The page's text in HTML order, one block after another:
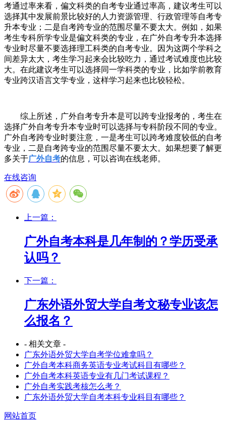
考通过率来看，偏文科类的自考专业通过率高，建议考生可以
选择其中发展前景比较好的人力资源管理、行政管理等自考专
升本专业；二是自考跨专业的范围尽量不要太大。例如，如果
考生专科所学专业是偏文科类的专业，在广外自考专升本选择
专业时尽量不要选择理工科类的自考专业。因为这两个学科之
间差异太大，考生学习起来会比较吃力，通过考试难度也比较
大。在此建议考生可以选择同一学科类的专业，比如学前教育
专业跨汉语言文学专业，这样学习起来也比较轻松。
综上所述，广外自考专升本是可以跨专业报考的，考生在
选择广外自考专升本专业时可以选择与专科阶段不同的专业。
广外自考跨专业时要注意，一是考生可以跨考难度较低的自考
专业，二是自考跨专业的范围尽量不要太大。如果想要了解更
多关于广外自考的信息，可以咨询在线老师。
在线咨询
上一篇：
广外自考本科是几年制的？学历受承
认吗？
下一篇：
广东外语外贸大学自考文秘专业该怎
么报名？
- 相关文章 -
广东外语外贸大学自考学位难拿吗？
广外自考本科商务英语专业考试科目有哪些？
广外自考本科英语专业有几门考试课程？
广外自考实践考核怎么考？
广东外语外贸大学自考本科专业科目有哪些？
网站首页